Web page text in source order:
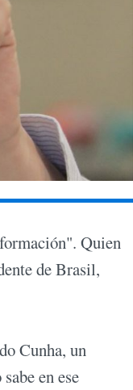
Quien
de Brasil,
Cunha, un
en ese